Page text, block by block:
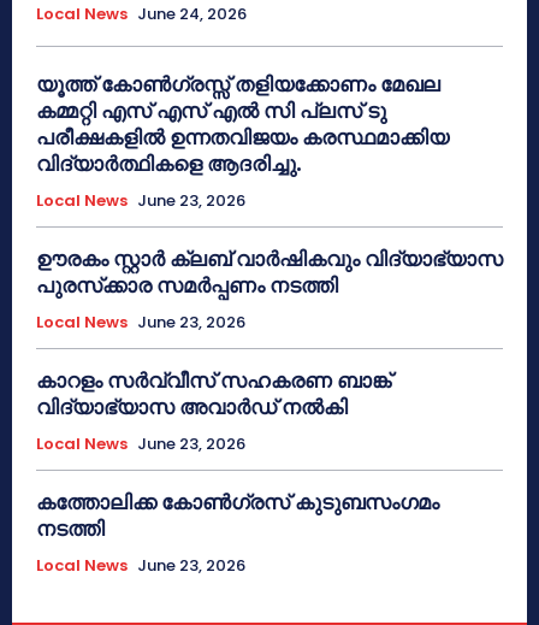
Local News June 24, 2026
യൂത്ത് കോൺഗ്രസ്സ് തളിയക്കോണം മേഖല
കമ്മറ്റി എസ് എസ് എൽ സി പ്ലസ് ടു
പരീക്ഷകളിൽ ഉന്നതവിജയം കരസ്ഥമാക്കിയ
വിദ്യാർത്ഥികളെ ആദരിച്ചു.
Local News June 23, 2026
ഊരകം സ്റ്റാർ ക്ലബ് വാർഷികവും വിദ്യാഭ്യാസ
പുരസ്‌ക്കാര സമർപ്പണം നടത്തി
Local News June 23, 2026
കാറളം സർവ്വീസ് സഹകരണ ബാങ്ക്
വിദ്യാഭ്യാസ അവാർഡ് നൽകി
Local News June 23, 2026
കത്തോലിക്ക കോൺഗ്രസ് കുടുബസംഗമം
നടത്തി
Local News June 23, 2026